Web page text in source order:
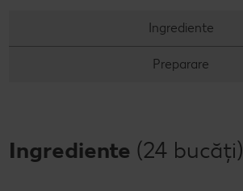
Ingrediente
Preparare
Ingrediente (24 bucăți)